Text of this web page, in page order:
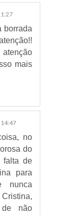
borrada
mais
14:47
no
do
falta de
para
nunca
não